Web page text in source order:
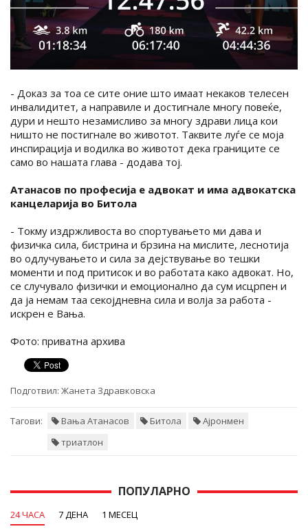
- Доказ за тоа се сите оние што имаат некаков телесен
инвалидитет, а направиле и достигнале многу повеќе,
дури и нешто незамисливо за многу здрави лица кои
ништо не постигнале во животот. Таквите луѓе се моја
инспирација и водилка во животот дека границите се
само во нашата глава - додава тој.
Атанасов по професија е адвокат и има адвокатска
канцеларија во Битола
- Токму издржливоста во спортувањето ми дава и
физичка сила, бистрина и брзина на мислите, леснотија
во одлучувањето и сила за дејствување во тешки
моменти и под притисок и во работата како адвокат. Но,
се случувало физички и емоционално да сум исцрпен и
да ја немам таа секојдневна сила и волја за работа -
искрен е Вања.
Фото: приватна архива
Подготвил: Жанета Здравковска
Тагови: Вања Атанасов Битола
Ајронмен
триатлон
ПОПУЛАРНО
24 ЧАСА 7 ДЕНА 1 МЕСЕЦ